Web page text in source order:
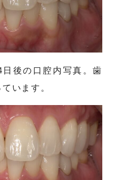
後の口腔内写真。歯
います。